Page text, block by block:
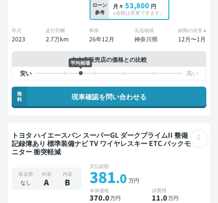
ローン
参考
月々 53,800 円
※金額は変更できます。
年式
2023
走行距離
2.7万km
車検
26年12月
出品地域
神奈川県
納期の目安 ※
12月〜1月
中古車販売店の価格との比較
平均相場
無
料
現車確認を問い合わせる
トヨタ ハイエースバン スーパーGL ダークプライムII 整備
記録簿あり 標準装備ナビ TV ワイヤレスキー ETC バックモ
ニター 衝突軽減
板金歴
なし
外装
A
内装
B
支払総額
381.0 万円
本体価格
370.0万円
諸費用
11.0万円